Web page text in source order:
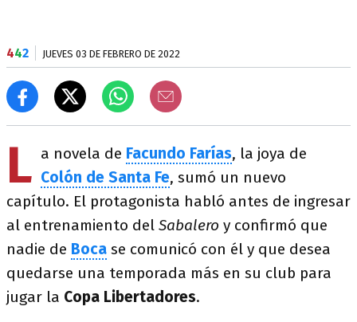
442 JUEVES 03 DE FEBRERO DE 2022
L a novela de Facundo Farías, la joya de
Colón de Santa Fe, sumó un nuevo
capítulo. El protagonista habló antes de ingresar
al entrenamiento del Sabalero y confirmó que
nadie de Boca se comunicó con él y que desea
quedarse una temporada más en su club para
jugar la Copa Libertadores.